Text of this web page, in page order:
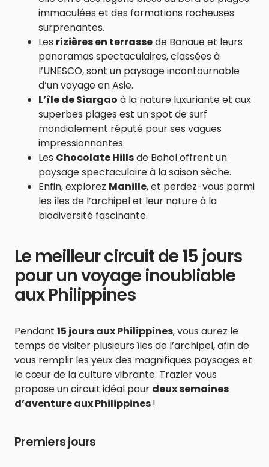
immaculées et des formations rocheuses
surprenantes.
Les rizières en terrassede Banaue et leurs
panoramas spectaculaires, classées à
l’UNESCO, sont un paysage incontournable
d’un voyage en Asie.
L’île de Siargao à la nature luxuriante et aux
superbes plages est un spot de surf
mondialement réputé pour ses vagues
impressionnantes.
Les Chocolate Hillsde Bohol offrent un
paysage spectaculaire à la saison sèche.
Enfin, explorez Manille, et perdez-vous parmi
les îles de l’archipel et leur nature à la
biodiversité fascinante.
Le meilleur circuit de 15 jours
pour un voyage inoubliable
aux Philippines
Pendant 15 jours aux Philippines, vous aurez le
temps de visiter plusieurs îles de l’archipel, afin de
vous remplir les yeux des magnifiques paysages et
le cœur de la culture vibrante. Trazler vous
propose un circuit idéal pour deux semaines
d’aventure aux Philippines!
Premiers jours